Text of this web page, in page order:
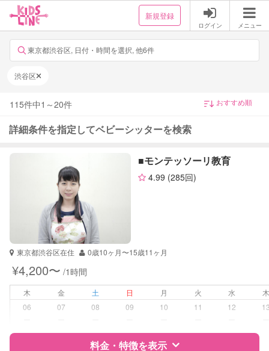
新規登録
ログイン メニュー
東京都渋谷区, 日付・時間を選択, 他6件
渋谷区
115件中1 ～20件
詳細条件を指定してベビーシッターを検索
■モンテッソーリ教育
4.99 (285回)
東京都渋谷区在住 0歳10ヶ月〜15歳11ヶ月
¥4,200〜 /1時間
木 金 土 日 月 火 水
06
07 08 09 10 11 12
料金・特徴を表示